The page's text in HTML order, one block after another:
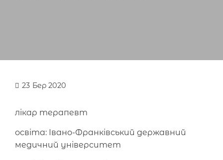
23 Бер 2020
лікар терапевт
освіта: Івано-Франківський державний
медичний університет